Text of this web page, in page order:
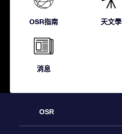
OSR指南 天文學
消息
OSR